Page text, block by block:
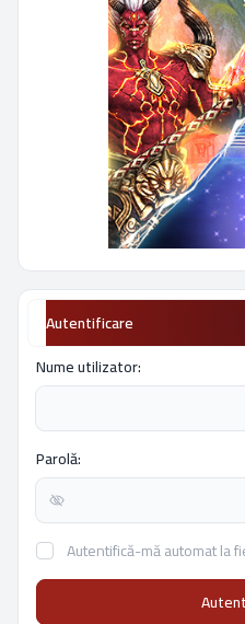
Autentificare
Nume utilizator:
Parolă:
Autentifică-mă automat la